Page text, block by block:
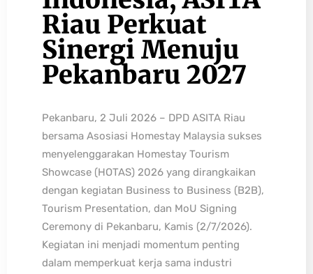
Riau Perkuat
Sinergi Menuju
Pekanbaru 2027
Pekanbaru, 2 Juli 2026 – DPD ASITA Riau
bersama Asosiasi Homestay Malaysia sukses
menyelenggarakan Homestay Tourism
Showcase (HOTAS) 2026 yang dirangkaikan
dengan kegiatan Business to Business (B2B),
Tourism Presentation, dan MoU Signing
Ceremony di Pekanbaru, Kamis (2/7/2026).
Kegiatan ini menjadi momentum penting
dalam memperkuat kerja sama industri